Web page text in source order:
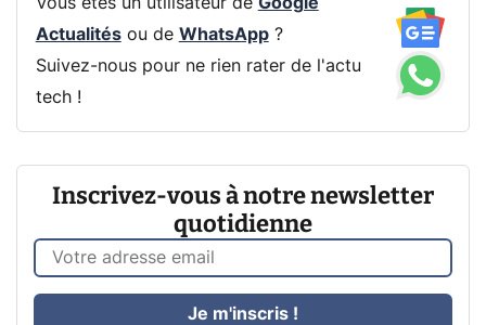
Actualitésou de WhatsApp?
Suivez-nous pour ne rien rater de l'actu
tech !
Inscrivez-vous à notre newsletter
quotidienne
Je m'inscris !